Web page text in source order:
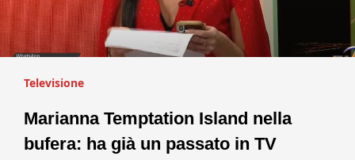
Televisione
Marianna Temptation Island nella
bufera: ha già un passato in TV